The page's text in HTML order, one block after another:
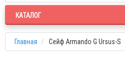
КАТАЛОГ
Главная Сейф Armando G Ursus-S